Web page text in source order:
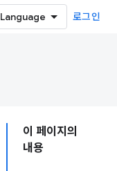
로그인
이 페이지의
내용